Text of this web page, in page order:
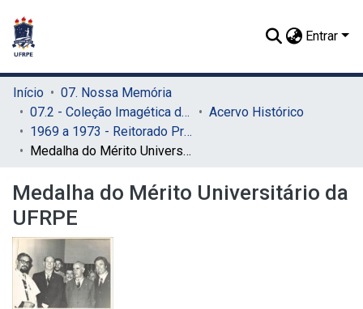
Entrar
Início
07. Nossa Memória
07.2 - Coleção Imagética do SIB
Acervo Histórico
1969 a 1973 - Reitorado Prof. Adierson Erasmo de Azevedo
Medalha do Mérito Universitário da UFRPE
Medalha do Mérito Universitário da
UFRPE